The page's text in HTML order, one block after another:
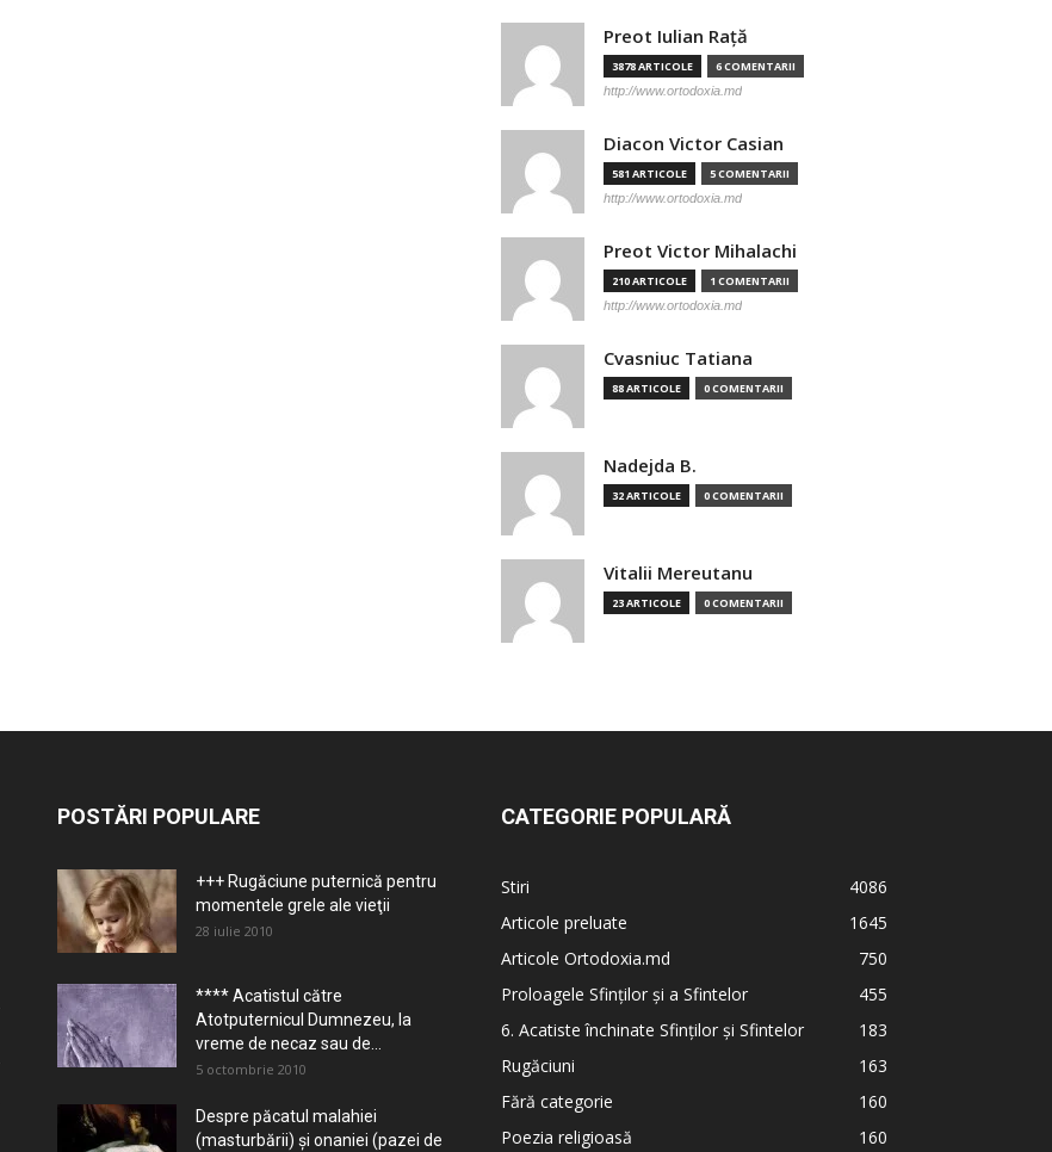
Preot Iulian Raţă
3878 ARTICOLE 6 COMENTARII
http://www.ortodoxia.md
Diacon Victor Casian
581 ARTICOLE 5 COMENTARII
http://www.ortodoxia.md
Preot Victor Mihalachi
210 ARTICOLE 1 COMENTARII
http://www.ortodoxia.md
Cvasniuc Tatiana
88 ARTICOLE 0 COMENTARII
Nadejda B.
32 ARTICOLE 0 COMENTARII
Vitalii Mereutanu
23 ARTICOLE 0 COMENTARII
POSTĂRI POPULARE
+++ Rugăciune puternică pentru
momentele grele ale vieţii
28 iulie 2010
**** Acatistul către
Atotputernicul Dumnezeu, la
vreme de necaz sau de...
5 octombrie 2010
Despre păcatul malahiei
(masturbării) şi onaniei (pazei de
CATEGORIE POPULARĂ
Stiri
4086
Articole preluate
1645
Articole Ortodoxia.md
750
Proloagele Sfinților și a Sfintelor
455
6. Acatiste închinate Sfinților și Sfintelor
183
Rugăciuni
163
Fără categorie
160
Poezia religioasă
160